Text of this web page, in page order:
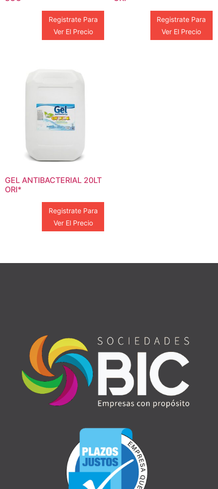
Registrate Para
Ver El Precio
Registrate Para
Ver El Precio
GEL ANTIBACTERIAL 20LT
ORI*
Registrate Para
Ver El Precio